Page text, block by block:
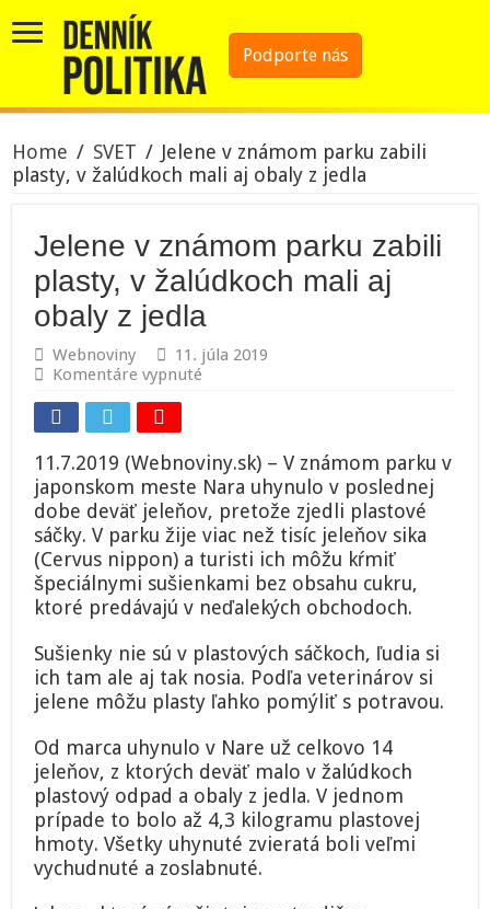
Podporte nás
Home / SVET / Jelene v známom parku zabili
plasty, v žalúdkoch mali aj obaly z jedla
Jelene v známom parku zabili
plasty, v žalúdkoch mali aj
obaly z jedla
Webnoviny
11. júla 2019
Komentáre vypnuté
parku
zabili
plasty,
v
žalúdkoch
mali
aj
obaly
z
11.7.2019 (Webnoviny.sk) – V známom parku v
japonskom meste Nara uhynulo v poslednej
dobe deväť jeleňov, pretože zjedli plastové
sáčky. V parku žije viac než tisíc jeleňov sika
(Cervus nippon) a turisti ich môžu kŕmiť
špeciálnymi sušienkami bez obsahu cukru,
ktoré predávajú v neďalekých obchodoch.
Sušienky nie sú v plastových sáčkoch, ľudia si
ich tam ale aj tak nosia. Podľa veterinárov si
jelene môžu plasty ľahko pomýliť s potravou.
Od marca uhynulo v Nare už celkovo 14
jeleňov, z ktorých deväť malo v žalúdkoch
plastový odpad a obaly z jedla. V jednom
prípade to bolo až 4,3 kilogramu plastovej
hmoty. Všetky uhynuté zvieratá boli veľmi
vychudnuté a zoslabnuté.